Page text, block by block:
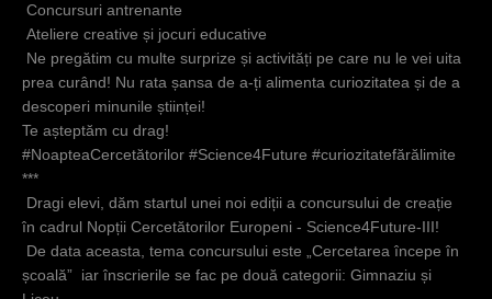
Concursuri antrenante
Ateliere creative și jocuri educative
Ne pregătim cu multe surprize și activități pe care nu le vei uita
prea curând! Nu rata șansa de a-ți alimenta curiozitatea și de a
descoperi minunile științei!
Te așteptăm cu drag!
#NoapteaCercetătorilor #Science4Future #curiozitatefărălimite
***
Dragi elevi, dăm startul unei noi ediții a concursului de creație
în cadrul Nopții Cercetătorilor Europeni - Science4Future-III!
De data aceasta, tema concursului este „Cercetarea începe în
școală” iar înscrierile se fac pe două categorii: Gimnaziu și